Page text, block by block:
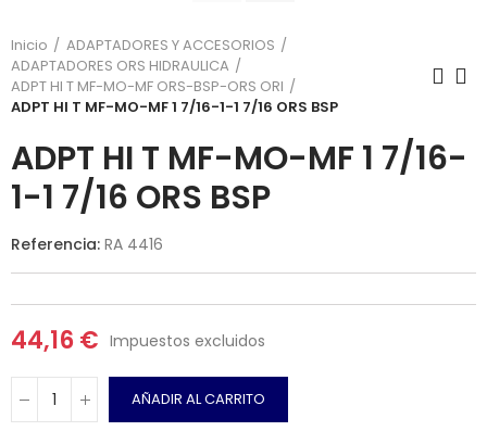
Inicio
ADAPTADORES Y ACCESORIOS
ADAPTADORES ORS HIDRAULICA
ADPT HI T MF-MO-MF ORS-BSP-ORS ORI
ADPT HI T MF-MO-MF 1 7/16-1-1 7/16 ORS BSP
ADPT HI T MF-MO-MF 1 7/16-
1-1 7/16 ORS BSP
Referencia: RA 4416
44,16 € Impuestos excluidos
AÑADIR AL CARRITO